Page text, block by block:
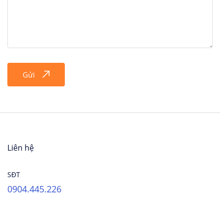
Gửi
Liên hệ
SĐT
0904.445.226